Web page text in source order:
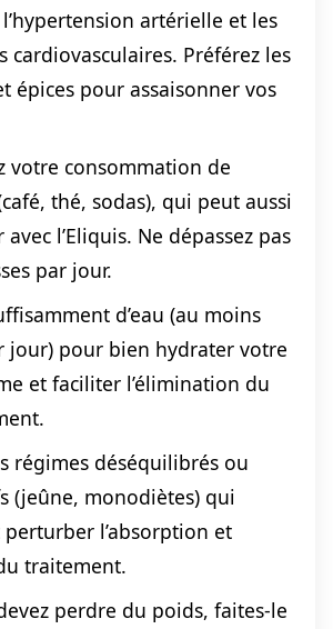
artérielle et les
cardiovasculaires. Préférez les
épices pour assaisonner vos
votre consommation de
thé, sodas), qui peut aussi
l’Eliquis. Ne dépassez pas
par jour.
d’eau (au moins
jour) pour bien hydrater votre
et faciliter l’élimination du
régimes déséquilibrés ou
(jeûne, monodiètes) qui
l’absorption et
traitement.
perdre du poids, faites-le